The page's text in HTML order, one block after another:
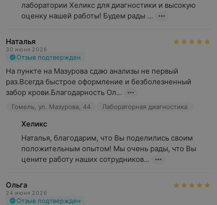
лаборатории Хеликс для диагностики и высокую
оценку нашей работы! Будем рады ...
Наталья
30 июня 2026
Отзыв подтвержден
На пункте на Мазурова сдаю анализы не первый
раз.Всегда быстрое оформление и безболезненный
забор крови.Благодарность Ол...
Гомель, ул. Мазурова, 44 Лабораторная диагностика
Хеликс
Наталья, благодарим, что Вы поделились своим
положительным опытом! Мы очень рады, что Вы
цените работу наших сотрудников...
Ольга
24 июня 2026
Отзыв подтвержден